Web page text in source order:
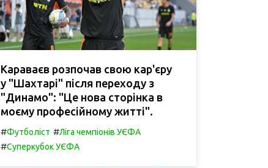
Караваєв розпочав свою кар'єру
у "Шахтарі" після переходу з
"Динамо": "Це нова сторінка в
моєму професійному житті".
#Футболіст #Ліга чемпіонів УЄФА
#Суперкубок УЄФА